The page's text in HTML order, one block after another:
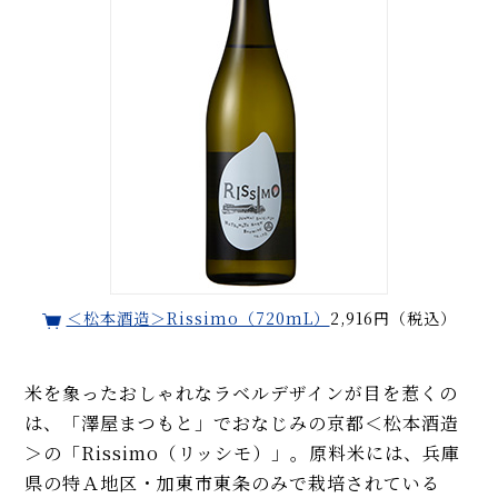
＜松本酒造＞Rissimo（720mL） 2,916円（税込）
米を象ったおしゃれなラベルデザインが目を惹くの
は、「澤屋まつもと」でおなじみの京都＜松本酒造
＞の「Rissimo（リッシモ）」。原料米には、兵庫
県の特Ａ地区・加東市東条のみで栽培されている